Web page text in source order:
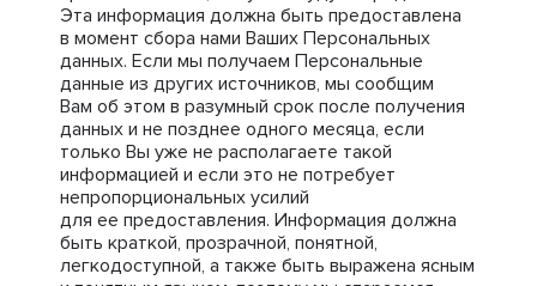
Эта информация должна быть предоставлена
в момент сбора нами Ваших Персональных
данных. Если мы получаем Персональные
данные из других источников, мы сообщим
Вам об этом в разумный срок после получения
данных и не позднее одного месяца, если
только Вы уже не располагаете такой
информацией и если это не потребует
непропорциональных усилий
для ее предоставления. Информация должна
быть краткой, прозрачной, понятной,
легкодоступной, а также быть выражена ясным